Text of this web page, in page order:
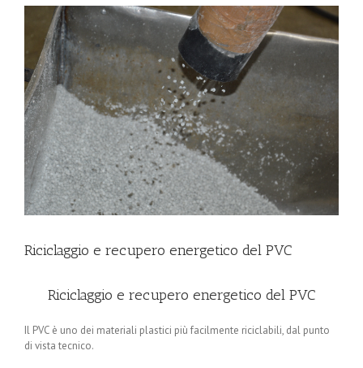
Larger
Image
Riciclaggio e recupero energetico del PVC
Riciclaggio e recupero energetico del PVC
Il PVC è uno dei materiali plastici più facilmente riciclabili, dal punto
di vista tecnico.